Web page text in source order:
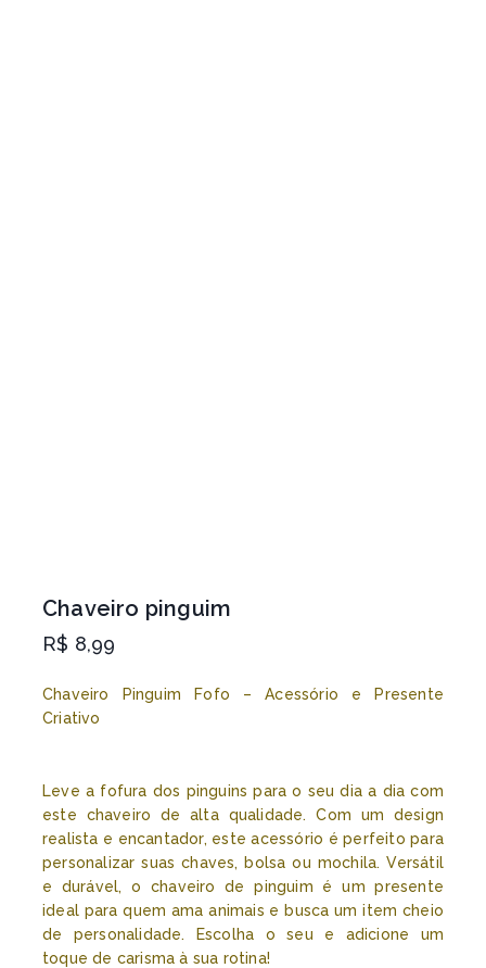
Chaveiro pinguim
R$ 8,99
Chaveiro Pinguim Fofo – Acessório e Presente
Criativo
Leve a fofura dos pinguins para o seu dia a dia com
este chaveiro de alta qualidade. Com um design
realista e encantador, este acessório é perfeito para
personalizar suas chaves, bolsa ou mochila. Versátil
e durável, o chaveiro de pinguim é um presente
ideal para quem ama animais e busca um item cheio
de personalidade. Escolha o seu e adicione um
toque de carisma à sua rotina!